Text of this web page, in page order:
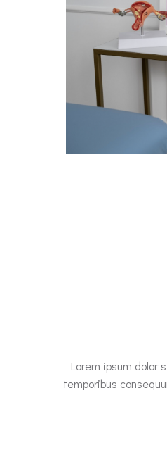
Lorem ipsum
temporibus